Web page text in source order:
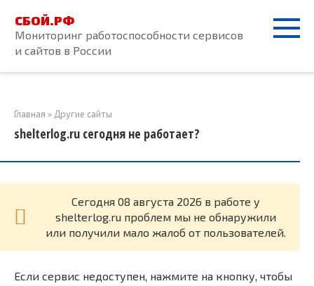
контенту
СБОЙ.РФ
Мониторинг работоспособности сервисов
и сайтов в России
Главная » Другие сайты
shelterlog.ru сегодня не работает?
Cегодня 08 августа 2026 в работе у
shelterlog.ru проблем мы не обнаружили
или получили мало жалоб от пользователей.
Если сервис недоступен, нажмите на кнопку, чтобы